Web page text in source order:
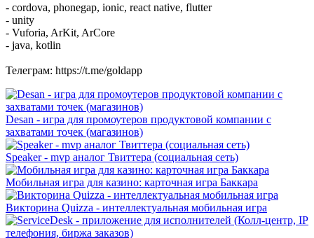
- cordova, phonegap, ionic, react native, flutter
- unity
- Vuforia, ArKit, ArCore
- java, kotlin
Телеграм: https://t.me/goldapp
Desan - игра для промоутеров продуктовой компании с
захватами точек (магазинов)
Speaker - mvp аналог Твиттера (социальная сеть)
Мобильная игра для казино: карточная игра Баккара
Викторина Quizza - интеллектуальная мобильная игра